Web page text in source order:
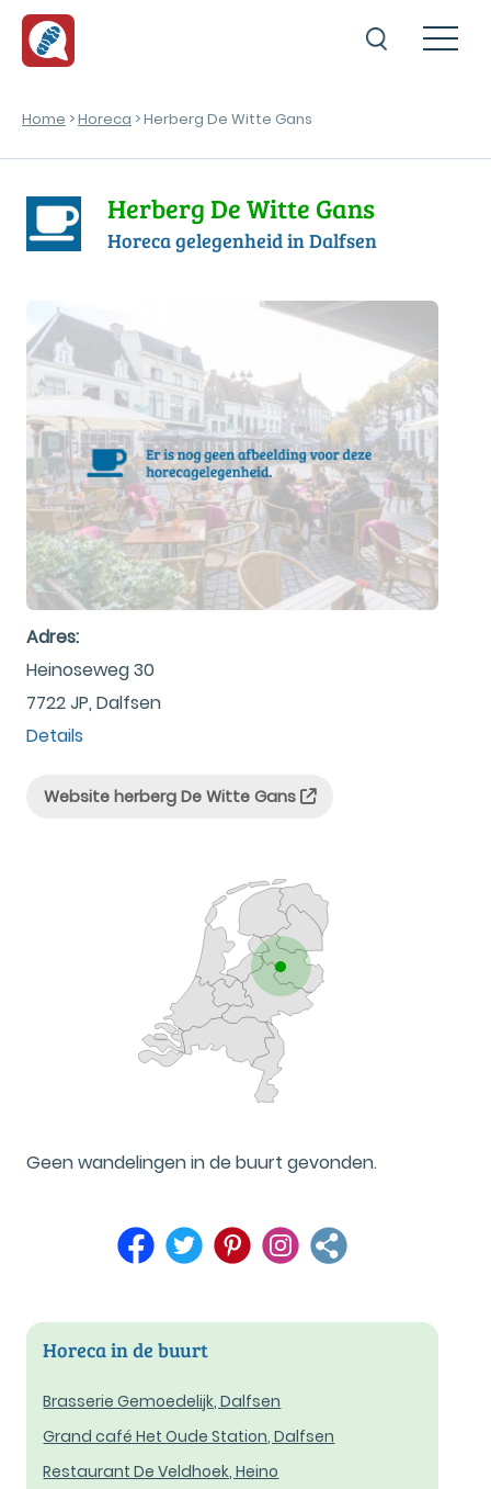
Home >Horeca > Herberg De Witte Gans
Herberg De Witte Gans
Horeca gelegenheid in Dalfsen
Adres:
Heinoseweg 30
7722 JP, Dalfsen
Details
Website herberg De Witte Gans
Geen wandelingen in de buurt gevonden.
Horeca in de buurt
Brasserie Gemoedelijk, Dalfsen
Grand café Het Oude Station, Dalfsen
Restaurant De Veldhoek, Heino